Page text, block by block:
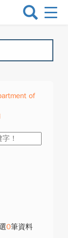
選
換
of
0筆資料